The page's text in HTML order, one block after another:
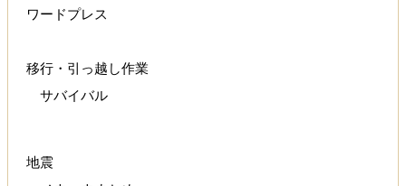
ワードプレス
移行・引っ越し作業
サバイバル
地震